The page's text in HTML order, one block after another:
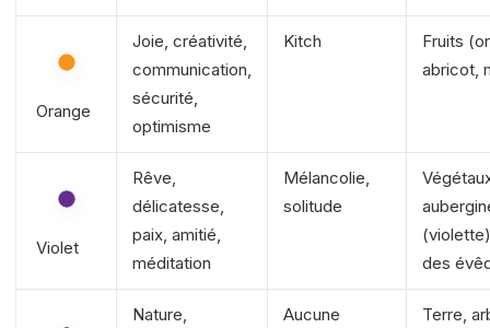
Orange
Joie, créativité,
communication,
sécurité,
optimisme
Kitch
Fruits
abricot,
Violet
Rêve,
délicatesse,
paix, amitié,
méditation
Mélancolie,
solitude
des
Nature,
Aucune
Terre,